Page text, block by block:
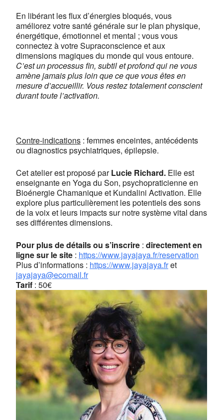
En libérant les flux d’énergies bloqués, vous
améliorez votre santé générale sur le plan physique,
énergétique, émotionnel et mental ; vous vous
connectez à votre Supraconscience et aux
dimensions magiques du monde qui vous entoure.
C’est un processus fin, subtil et profond qui ne vous
amène jamais plus loin que ce que vous êtes en
mesure d’accueillir. Vous restez totalement conscient
durant toute l’activation.
Contre-indications : femmes enceintes, antécédents
ou diagnostics psychiatriques, épilepsie.
Cet atelier est proposé parLucie Richard. Elle est
enseignante en Yoga du Son, psychopraticienne en
Bioénergie Chamanique et Kundalini Activation. Elle
explore plus particulièrement les potentiels des sons
de la voix et leurs impacts sur notre système vital dans
ses différentes dimensions.
Pour plus de détails ou s’inscrire : directement en
ligne sur le site : https://www.jayajaya.fr/reservation
Plus d’informations : https://www.jayajaya.fret
jayajaya@ecomail.fr
Tarif : 50€